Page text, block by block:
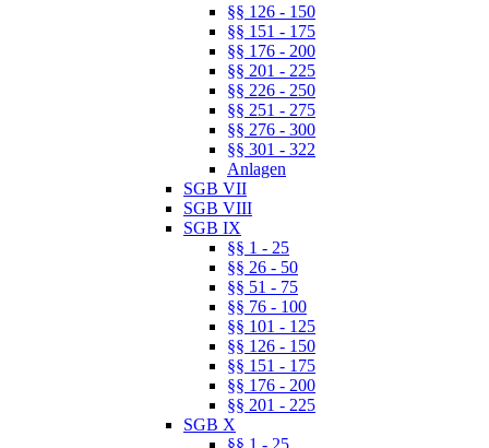
§§ 126 - 150
§§ 151 - 175
§§ 176 - 200
§§ 201 - 225
§§ 226 - 250
§§ 251 - 275
§§ 276 - 300
§§ 301 - 322
Anlagen
SGB VII
SGB VIII
SGB IX
§§ 1 - 25
§§ 26 - 50
§§ 51 - 75
§§ 76 - 100
§§ 101 - 125
§§ 126 - 150
§§ 151 - 175
§§ 176 - 200
§§ 201 - 225
SGB X
§§ 1 - 25